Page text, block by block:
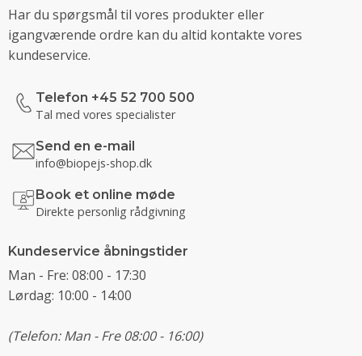
Har du spørgsmål til vores produkter eller
igangværende ordre kan du altid kontakte vores
kundeservice.
Telefon +45 52 700 500
Tal med vores specialister
Send en e-mail
info@biopejs-shop.dk
Book et online møde
Direkte personlig rådgivning
Kundeservice åbningstider
Man - Fre: 08:00 - 17:30
Lørdag: 10:00 - 14:00
(Telefon: Man - Fre 08:00 - 16:00)